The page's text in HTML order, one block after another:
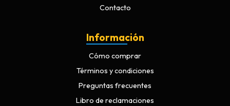
Contacto
Información
Cómo comprar
Términos y condiciones
Preguntas frecuentes
Libro de reclamaciones